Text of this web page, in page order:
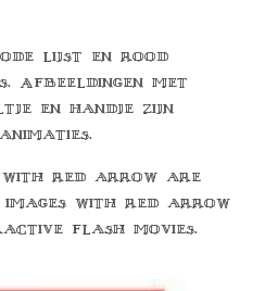
lijst en rood
Afbeeldingen met
en handje zijn
with red arrow are
images with red arrow
flash movies.